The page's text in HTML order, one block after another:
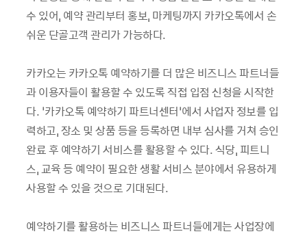
수 있어, 예약 관리부터 홍보, 마케팅까지 카카오톡에서 손
쉬운 단골고객 관리가 가능하다.
카카오는 카카오톡 예약하기를 더 많은 비즈니스 파트너들
과 이용자들이 활용할 수 있도록 직접 입점 신청을 시작한
다. ‘카카오톡 예약하기 파트너센터’에서 사업자 정보를 입
력하고, 장소 및 상품 등을 등록하면 내부 심사를 거쳐 승인
완료 후 예약하기 서비스를 활용할 수 있다. 식당, 피트니
스, 교육 등 예약이 필요한 생활 서비스 분야에서 유용하게
사용할 수 있을 것으로 기대된다.
예약하기를 활용하는 비즈니스 파트너들에게는 사업장에